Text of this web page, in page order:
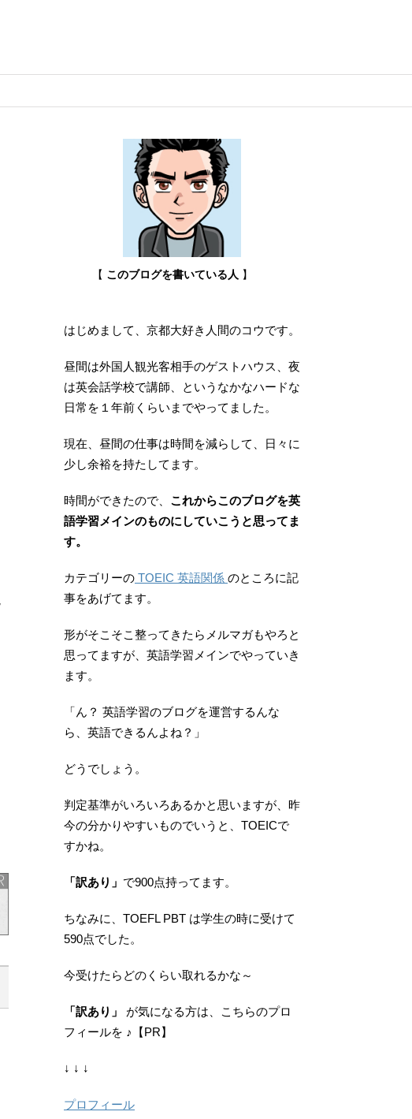
【 このブログを書いている人 】
はじめまして、京都大好き人間のコウです。
昼間は外国人観光客相手のゲストハウス、夜
は英会話学校で講師、というなかなハードな
日常を１年前くらいまでやってました。
現在、昼間の仕事は時間を減らして、日々に
少し余裕を持たしてます。
時間ができたので、 これからこのブログを英
語学習メインのものにしていこうと思ってま
す。
カテゴリーの TOEIC 英語関係 のところに記
事をあげてます。
形がそこそこ整ってきたらメルマガもやろと
思ってますが、英語学習メインでやっていき
ます。
「ん？ 英語学習のブログを運営するんな
ら、英語できるんよね？」
どうでしょう。
判定基準がいろいろあるかと思いますが、昨
今の分かりやすいものでいうと、TOEICで
すかね。
「訳あり」 で900点持ってます。
ちなみに、TOEFL PBT は学生の時に受けて
590点でした。
今受けたらどのくらい取れるかな～
「訳あり」
が気になる方は、こちらのプロ
フィールを ♪【PR】
↓ ↓ ↓
プロフィール